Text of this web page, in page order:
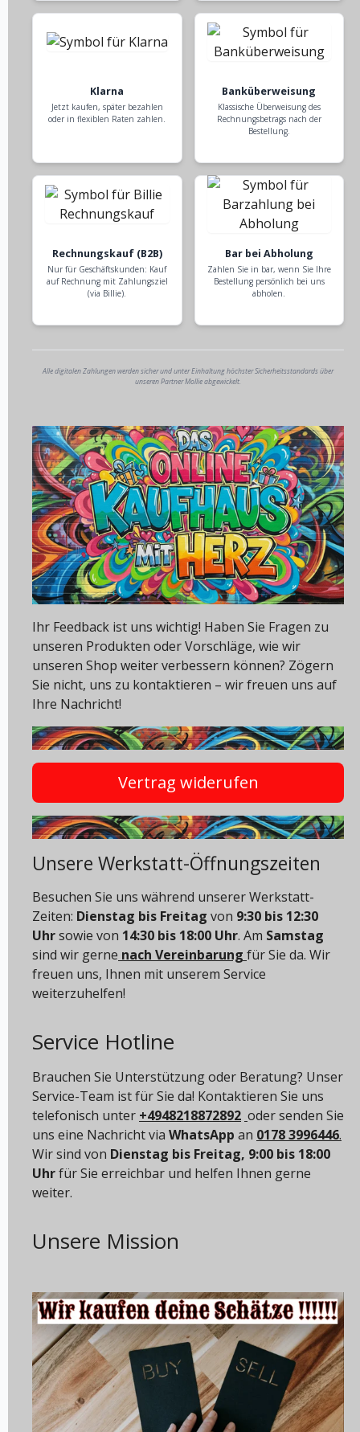
Klarna
Jetzt kaufen, später bezahlen
oder in flexiblen Raten zahlen.
Banküberweisung
Klassische Überweisung des
Rechnungsbetrags nach der
Bestellung.
Rechnungskauf (B2B)
Nur für Geschäftskunden: Kauf
auf Rechnung mit Zahlungsziel
(via Billie).
Bar bei Abholung
Zahlen Sie in bar, wenn Sie Ihre
Bestellung persönlich bei uns
abholen.
Alle digitalen Zahlungen werden sicher und unter Einhaltung höchster Sicherheitsstandards über
unseren Partner Mollie abgewickelt.
Ihr Feedback ist uns wichtig! Haben Sie Fragen zu
unseren Produkten oder Vorschläge, wie wir
unseren Shop weiter verbessern können? Zögern
Sie nicht, uns zu kontaktieren – wir freuen uns auf
Ihre Nachricht!
Vertrag widerufen
Unsere Werkstatt-Öffnungszeiten
Besuchen Sie uns während unserer Werkstatt-
Zeiten: Dienstag bis Freitag von 9:30 bis 12:30
Uhrsowie von 14:30 bis 18:00 Uhr. Am Samstag
sind wir gerne nach Vereinbarung für Sie da. Wir
freuen uns, Ihnen mit unserem Service
weiterzuhelfen!
Service Hotline
Brauchen Sie Unterstützung oder Beratung? Unser
Service-Team ist für Sie da! Kontaktieren Sie uns
telefonisch unter +4948218872892 oder senden Sie
uns eine Nachricht via WhatsApp an 0178 3996446.
Wir sind von Dienstag bis Freitag, 9:00 bis 18:00
Uhrfür Sie erreichbar und helfen Ihnen gerne
weiter.
Unsere Mission